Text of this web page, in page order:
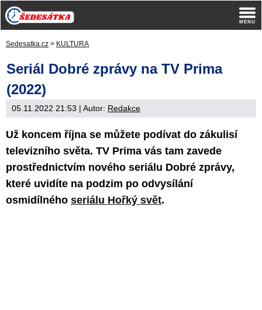
Sedesatka.cz > KULTURA
Seriál Dobré zprávy na TV Prima
(2022)
05.11.2022 21:53 | Autor: Redakce
Už koncem října se můžete podívat do zákulisí
televizního světa. TV Prima vás tam zavede
prostřednictvím nového seriálu Dobré zprávy,
které uvidíte na podzim po odvysílání
osmidílného seriálu Hořký svět.